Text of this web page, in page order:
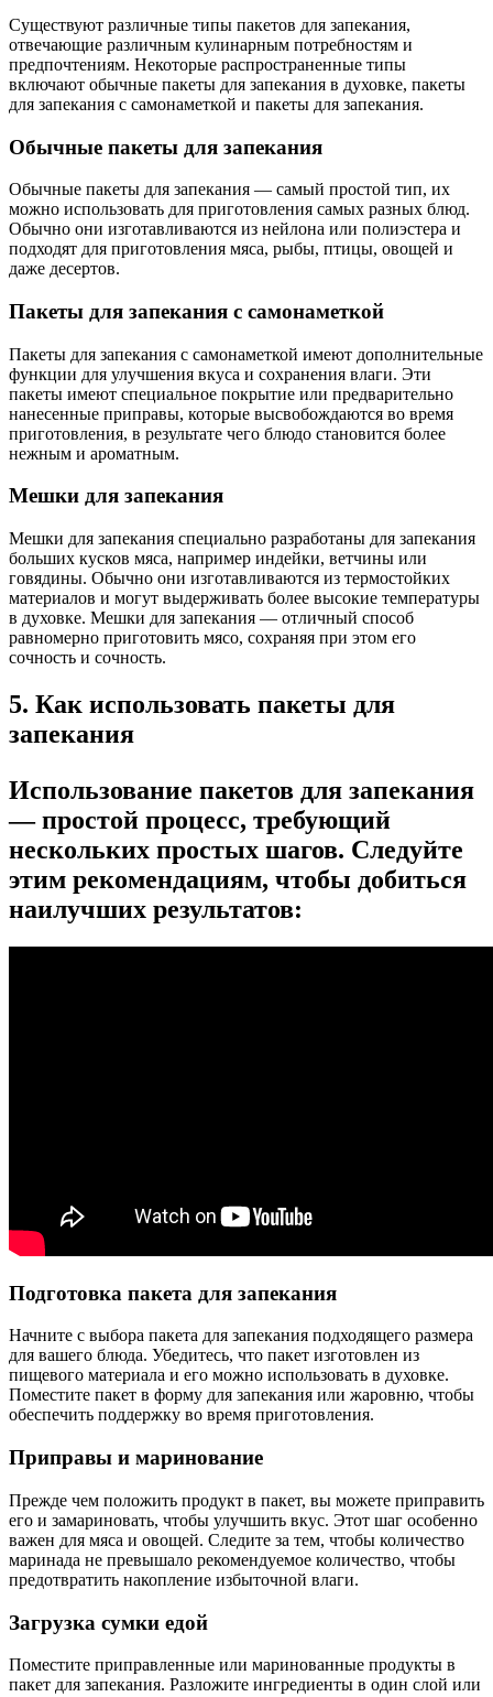
Существуют различные типы пакетов для запекания,
отвечающие различным кулинарным потребностям и
предпочтениям. Некоторые распространенные типы
включают обычные пакеты для запекания в духовке, пакеты
для запекания с самонаметкой и пакеты для запекания.
Обычные пакеты для запекания
Обычные пакеты для запекания — самый простой тип, их
можно использовать для приготовления самых разных блюд.
Обычно они изготавливаются из нейлона или полиэстера и
подходят для приготовления мяса, рыбы, птицы, овощей и
даже десертов.
Пакеты для запекания с самонаметкой
Пакеты для запекания с самонаметкой имеют дополнительные
функции для улучшения вкуса и сохранения влаги. Эти
пакеты имеют специальное покрытие или предварительно
нанесенные приправы, которые высвобождаются во время
приготовления, в результате чего блюдо становится более
нежным и ароматным.
Мешки для запекания
Мешки для запекания специально разработаны для запекания
больших кусков мяса, например индейки, ветчины или
говядины. Обычно они изготавливаются из термостойких
материалов и могут выдерживать более высокие температуры
в духовке. Мешки для запекания — отличный способ
равномерно приготовить мясо, сохраняя при этом его
сочность и сочность.
5. Как использовать пакеты для
запекания
Использование пакетов для запекания
— простой процесс, требующий
нескольких простых шагов. Следуйте
этим рекомендациям, чтобы добиться
наилучших результатов:
Подготовка пакета для запекания
Начните с выбора пакета для запекания подходящего размера
для вашего блюда. Убедитесь, что пакет изготовлен из
пищевого материала и его можно использовать в духовке.
Поместите пакет в форму для запекания или жаровню, чтобы
обеспечить поддержку во время приготовления.
Приправы и маринование
Прежде чем положить продукт в пакет, вы можете приправить
его и замариновать, чтобы улучшить вкус. Этот шаг особенно
важен для мяса и овощей. Следите за тем, чтобы количество
маринада не превышало рекомендуемое количество, чтобы
предотвратить накопление избыточной влаги.
Загрузка сумки едой
Поместите приправленные или маринованные продукты в
пакет для запекания. Разложите ингредиенты в один слой или